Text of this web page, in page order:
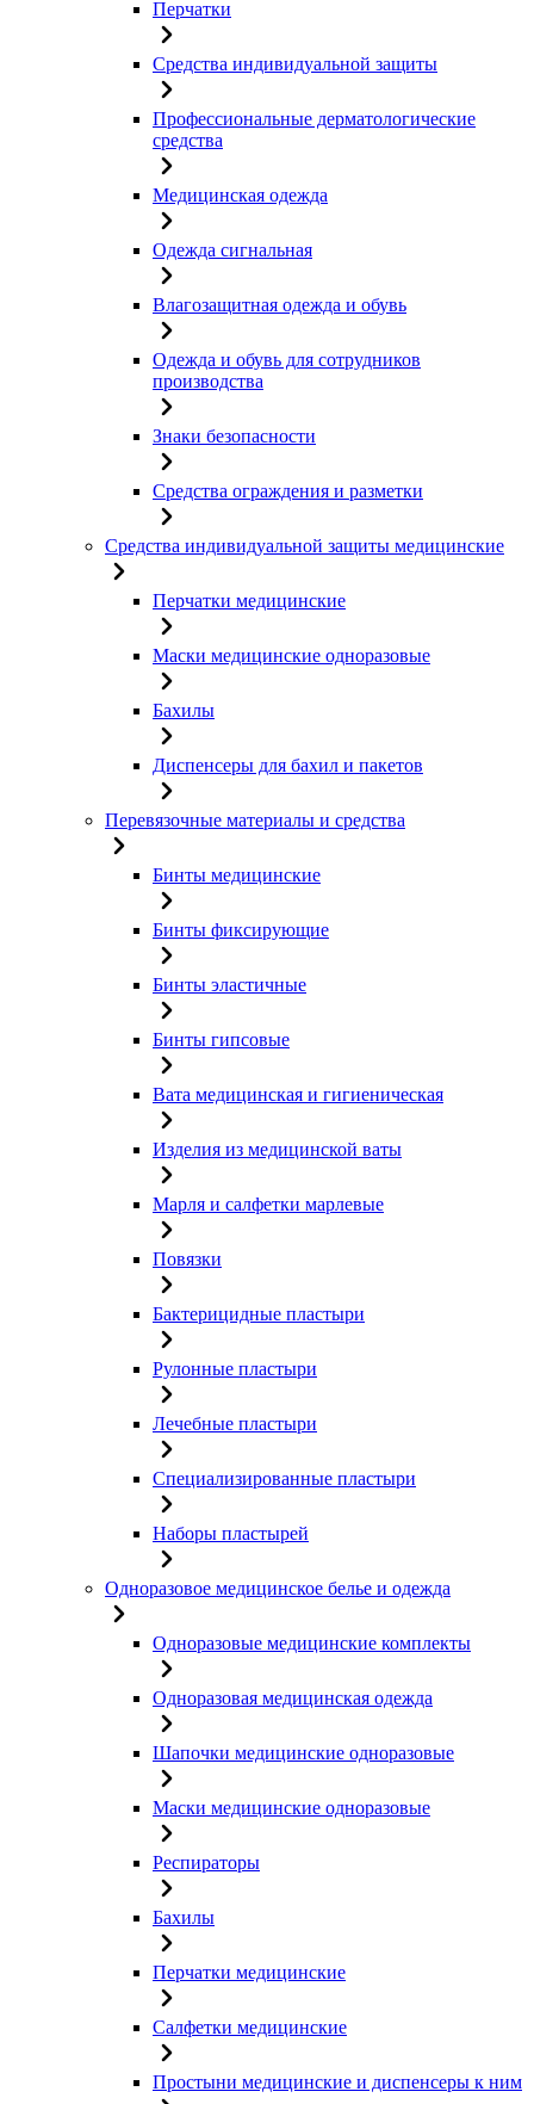
Перчатки
Средства индивидуальной защиты
Профессиональные дерматологические
средства
Медицинская одежда
Одежда сигнальная
Влагозащитная одежда и обувь
Одежда и обувь для сотрудников
производства
Знаки безопасности
Средства ограждения и разметки
Средства индивидуальной защиты медицинские
Перчатки медицинские
Маски медицинские одноразовые
Бахилы
Диспенсеры для бахил и пакетов
Перевязочные материалы и средства
Бинты медицинские
Бинты фиксирующие
Бинты эластичные
Бинты гипсовые
Вата медицинская и гигиеническая
Изделия из медицинской ваты
Марля и салфетки марлевые
Повязки
Бактерицидные пластыри
Рулонные пластыри
Лечебные пластыри
Специализированные пластыри
Наборы пластырей
Одноразовое медицинское белье и одежда
Одноразовые медицинские комплекты
Одноразовая медицинская одежда
Шапочки медицинские одноразовые
Маски медицинские одноразовые
Респираторы
Бахилы
Перчатки медицинские
Салфетки медицинские
Простыни медицинские и диспенсеры к ним